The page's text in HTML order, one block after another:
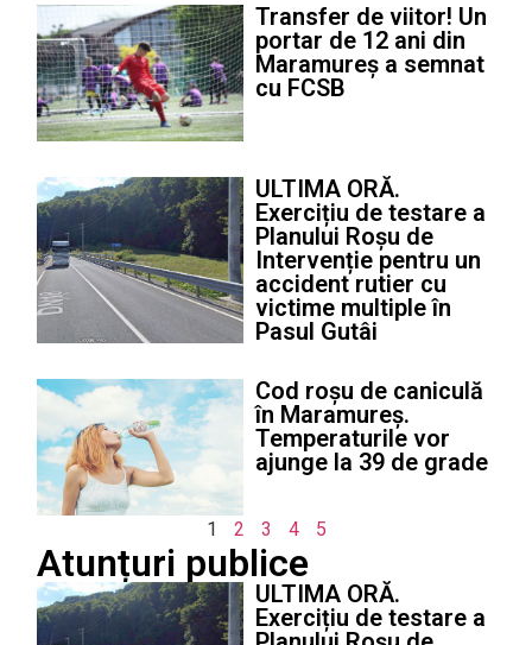
Transfer de viitor! Un
portar de 12 ani din
Maramureș a semnat
cu FCSB
ULTIMA ORĂ.
Exercițiu de testare a
Planului Roșu de
Intervenție pentru un
accident rutier cu
victime multiple în
Pasul Gutâi
Cod roșu de caniculă
în Maramureș.
Temperaturile vor
ajunge la 39 de grade
1 2 3 4 5
Atunțuri publice
ULTIMA ORĂ.
Exercițiu de testare a